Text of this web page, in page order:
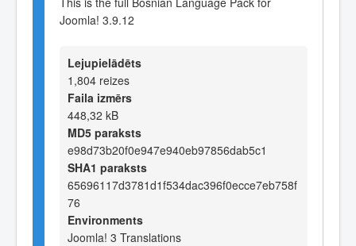
Joomla! 3.9.12
Lejupielādēts
1,804 reizes
Faila izmērs
448,32 kB
MD5 paraksts
e98d73b20f0e947e940eb97856dab5c1
SHA1 paraksts
65696117d3781d1f534dac396f0ecce7eb758f
76
Environments
Joomla! 3 Translations